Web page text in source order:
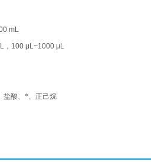
mL
， 100 μL~1000 μL
盐酸、*、正己烷